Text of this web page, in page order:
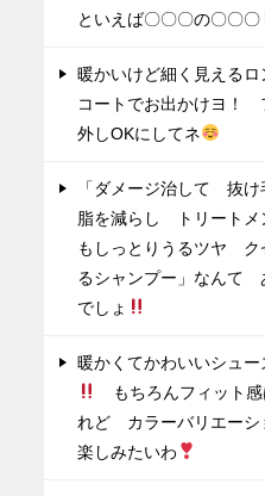
といえば〇〇〇の〇〇〇
暖かいけど細く見えるロ
コートでお出かけヨ！
外しOKにしてネ
「ダメージ治して 抜け
脂を減らし トリートメ
もしっとりうるツヤ ク
るシャンプー」なんて
でしょ
暖かくてかわいいシュ
もちろんフィット感
れど カラーバリエーシ
楽しみたいわ